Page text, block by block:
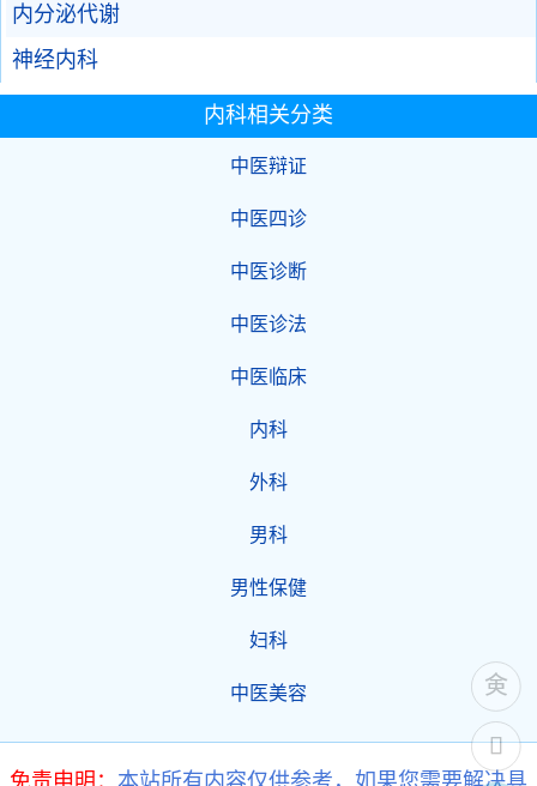
内分泌代谢
神经内科
内科相关分类
中医辩证
中医四诊
中医诊断
中医诊法
中医临床
内科
外科
男科
男性保健
妇科
中医美容
免责申明： 本站所有内容仅供参考，如果您需要解决具